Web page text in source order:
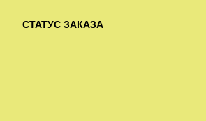
СТАТУС ЗАКАЗА